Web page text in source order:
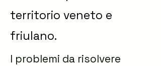
territorio veneto e
friulano.
I problemi da risolvere